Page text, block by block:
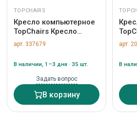
TOPCHAIRS
Кресло компьютерное
TopChairs Кресло
офисное TopChairs
Techno Professional
УТ000039503
арт. 337679
В наличии, 1–3 дня · 35 шт.
Задать вопрос
В корзину
арт.
В